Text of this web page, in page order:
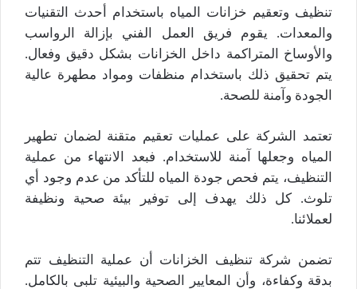
تنظيف وتعقيم خزانات المياه باستخدام أحدث التقنيات
والمعدات. يقوم فريق العمل الفني بإزالة الرواسب
والأوساخ المتراكمة داخل الخزانات بشكل دقيق وفعال.
يتم تحقيق ذلك باستخدام منظفات ومواد مطهرة عالية
الجودة وآمنة للصحة.
تعتمد الشركة على عمليات تعقيم متقنة لضمان تطهير
المياه وجعلها آمنة للاستخدام. فبعد الانتهاء من عملية
التنظيف، يتم فحص جودة المياه للتأكد من عدم وجود أي
تلوث. كل ذلك يهدف إلى توفير بيئة صحية ونظيفة
لعملائنا.
تضمن شركة تنظيف الخزانات أن عملية التنظيف تتم
بدقة وكفاءة، وأن المعايير الصحية والبيئية تلبى بالكامل.